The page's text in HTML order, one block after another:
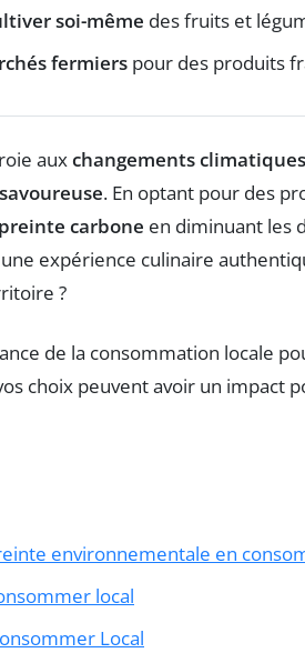
soi-même des fruits et
fermiers pour des produits
auxchangements climatiques
savoureuse. En optant pour des
carbone en diminuant les
expérience culinaire
?
environnementale en
local
Local